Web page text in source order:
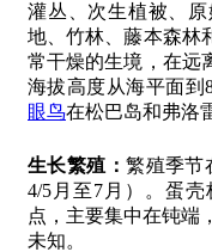
灌丛、次生植被、
地、竹林、藤本森林
常干燥的生境，在远
海拔高度从海平面到
眼鸟在松巴岛和弗洛
生长繁殖：繁殖季节
4/5月至7月）。蛋
点，主要集中在钝端
未知。